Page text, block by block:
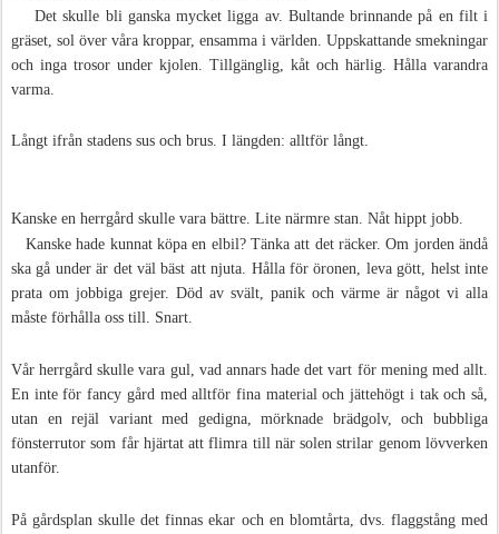
Det skulle bli ganska mycket ligga av. Bultande brinnande på en filt i
gräset, sol över våra kroppar, ensamma i världen. Uppskattande smekningar
och inga trosor under kjolen. Tillgänglig, kåt och härlig. Hålla varandra
varma.
Långt ifrån stadens sus och brus. I längden: alltför långt.
Kanske en herrgård skulle vara bättre. Lite närmre stan. Nåt hippt jobb.
Kanske hade kunnat köpa en elbil? Tänka att det räcker. Om jorden ändå
ska gå under är det väl bäst att njuta. Hålla för öronen, leva gött, helst inte
prata om jobbiga grejer. Död av svält, panik och värme är något vi alla
måste förhålla oss till. Snart.
Vår herrgård skulle vara gul, vad annars hade det vart för mening med allt.
En inte för fancy gård med alltför fina material och jättehögt i tak och så,
utan en rejäl variant med gedigna, mörknade brädgolv, och bubbliga
fönsterrutor som får hjärtat att flimra till när solen strilar genom lövverken
utanför.
På gårdsplan skulle det finnas ekar och en blomtårta, dvs. flaggstång med